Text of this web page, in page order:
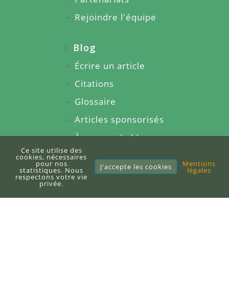
Rejoindre l'équipe
Blog
Écrire un article
Citations
Glossaire
Articles sponsorisés
À propos du blog
Sitemap
Ce site utilise des
cookies, nécessaires
pour nos
statistiques. Nous
respectons votre vie
privée.
J'accepte les cookies Mentions
légales